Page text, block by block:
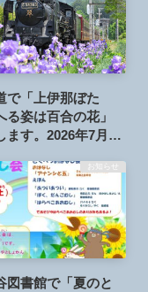
で「上伊那ぼた
る姿は百合の花」
ます。2026年7月25
お知らせ
図書館で「夏のと